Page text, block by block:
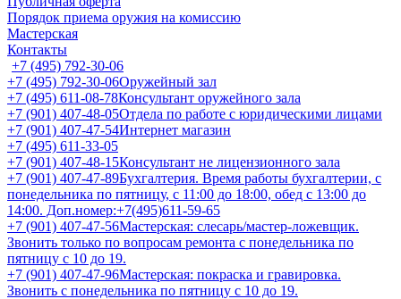
Порядок приема оружия на комиссию
Мастерская
Контакты
+7 (495) 792-30-06
+7 (495) 792-30-06Оружейный зал
+7 (495) 611-08-78Консультант оружейного зала
+7 (901) 407-48-05Отдела по работе с юридическими лицами
+7 (901) 407-47-54Интернет магазин
+7 (495) 611-33-05
+7 (901) 407-48-15Консультант не лицензионного зала
+7 (901) 407-47-89Бухгалтерия. Время работы бухгалтерии, с
понедельника по пятницу, с 11:00 до 18:00, обед с 13:00 до
14:00. Доп.номер:+7(495)611-59-65
+7 (901) 407-47-56Мастерская: слесарь/мастер-ложевщик.
Звонить только по вопросам ремонта с понедельника по
пятницу с 10 до 19.
+7 (901) 407-47-96Мастерская: покраска и гравировка.
Звонить с понедельника по пятницу с 10 до 19.